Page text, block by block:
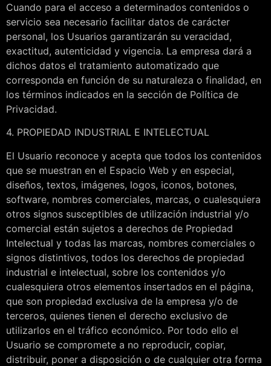
Cuando para el acceso a determinados contenidos o
servicio sea necesario facilitar datos de carácter
personal, los Usuarios garantizarán su veracidad,
exactitud, autenticidad y vigencia. La empresa dará a
dichos datos el tratamiento automatizado que
corresponda en función de su naturaleza o finalidad, en
los términos indicados en la sección de Política de
Privacidad.
4. PROPIEDAD INDUSTRIAL E INTELECTUAL
El Usuario reconoce y acepta que todos los contenidos
que se muestran en el Espacio Web y en especial,
diseños, textos, imágenes, logos, iconos, botones,
software, nombres comerciales, marcas, o cualesquiera
otros signos susceptibles de utilización industrial y/o
comercial están sujetos a derechos de Propiedad
Intelectual y todas las marcas, nombres comerciales o
signos distintivos, todos los derechos de propiedad
industrial e intelectual, sobre los contenidos y/o
cualesquiera otros elementos insertados en el página,
que son propiedad exclusiva de la empresa y/o de
terceros, quienes tienen el derecho exclusivo de
utilizarlos en el tráfico económico. Por todo ello el
Usuario se compromete a no reproducir, copiar,
distribuir, poner a disposición o de cualquier otra forma